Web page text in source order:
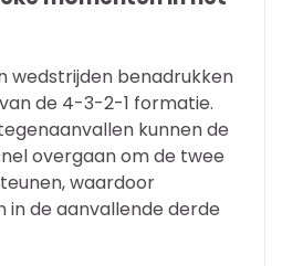
wedstrijden benadrukken
de 4-3-2-1 formatie.
kunnen de
overgaan om de twee
waardoor
in de aanvallende derde